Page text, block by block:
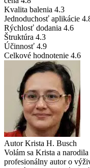
Kvalita balenia 4.3
Jednoduchosť aplikácie
Rýchlosť dodania 4.6
Štruktúra 4.3
Účinnosť 4.9
Celkové hodnotenie 4.6
Autor Krista H. Busch
Volám sa Krista a
profesionálny autor o